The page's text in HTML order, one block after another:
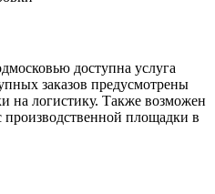
доступна услуга
заказов предусмотрены
на логистику. Также возможен
производственной площадки в